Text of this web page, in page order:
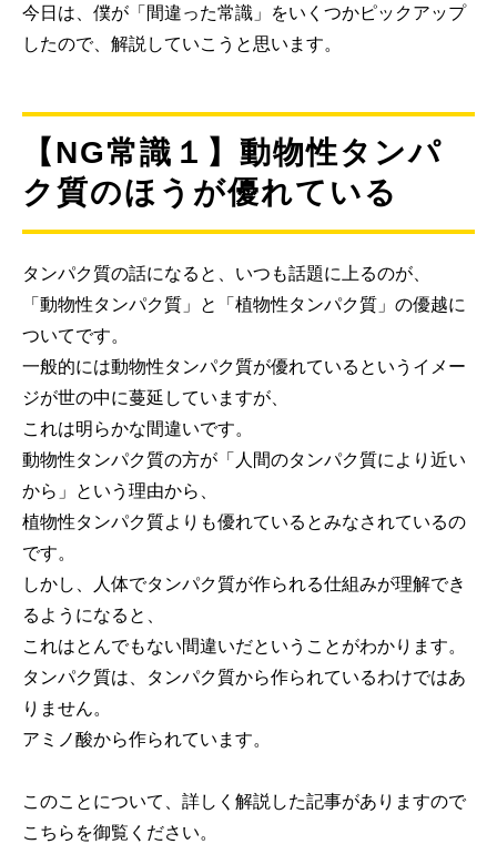
今日は、僕が「間違った常識」をいくつかピックアップ
したので、解説していこうと思います。
【NG常識１】動物性タンパ
ク質のほうが優れている
タンパク質の話になると、いつも話題に上るのが、
「動物性タンパク質」と「植物性タンパク質」の優越に
ついてです。
一般的には動物性タンパク質が優れているというイメー
ジが世の中に蔓延していますが、
これは明らかな間違いです。
動物性タンパク質の方が「人間のタンパク質により近い
から」という理由から、
植物性タンパク質よりも優れているとみなされているの
です。
しかし、人体でタンパク質が作られる仕組みが理解でき
るようになると、
これはとんでもない間違いだということがわかります。
タンパク質は、タンパク質から作られているわけではあ
りません。
アミノ酸から作られています。
このことについて、詳しく解説した記事がありますので
こちらを御覧ください。